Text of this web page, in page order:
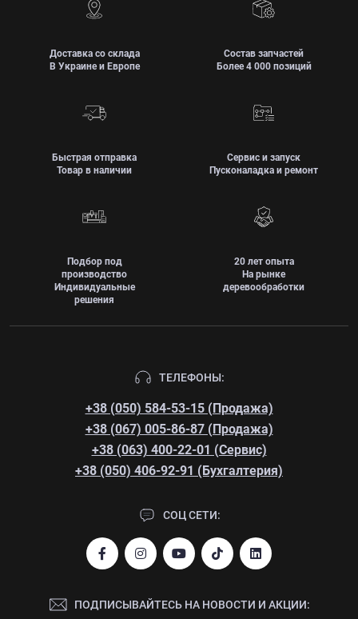
Доставка со склада
В Украине и Европе
Состав запчастей
Более 4 000 позиций
Быстрая отправка
Товар в наличии
Сервис и запуск
Пусконаладка и ремонт
Подбор под
производство
Индивидуальные
решения
20 лет опыта
На рынке
деревообработки
ТЕЛЕФОНЫ:
+38 (050) 584-53-15 (Продажа)
+38 (067) 005-86-87 (Продажа)
+38 (063) 400-22-01 (Сервис)
+38 (050) 406-92-91 (Бухгалтерия)
СОЦ СЕТИ:
ПОДПИСЫВАЙТЕСЬ НА НОВОСТИ И АКЦИИ: